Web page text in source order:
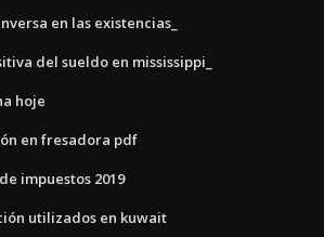
en las existencias_
del sueldo en mississippi_
hoje
en fresadora pdf
impuestos 2019
utilizados en kuwait